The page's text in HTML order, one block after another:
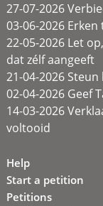
27-07-2026
03-06-2026
22-05-2026 Let
dat zélf aangeeft
21-04-2026
02-04-2026 Geef
14-03-2026
voltooid
Help
Start a petition
Petitions